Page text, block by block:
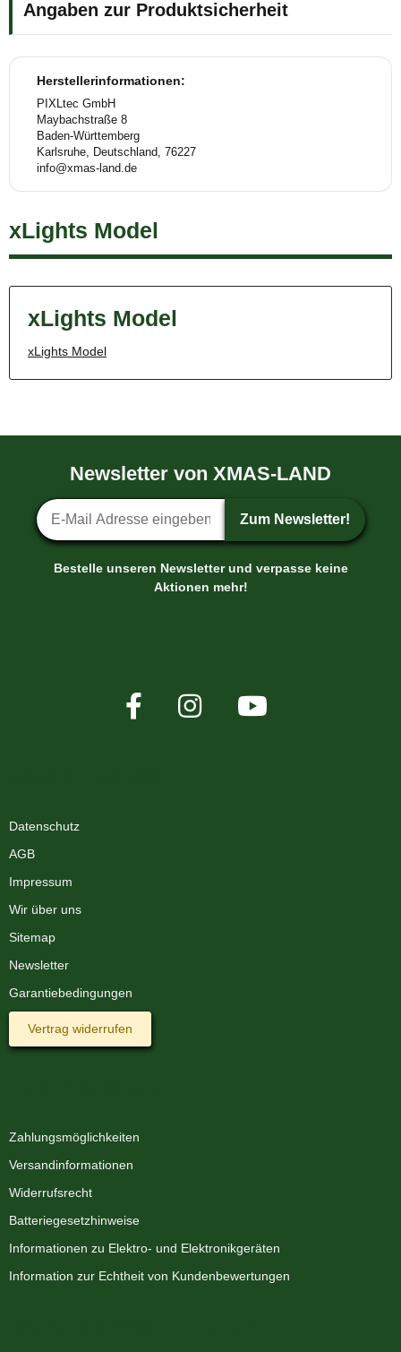
Angaben zur Produktsicherheit
Herstellerinformationen:
PIXLtec GmbH
Maybachstraße 8
Baden-Württemberg
Karlsruhe, Deutschland, 76227
info@xmas-land.de
xLights Model
xLights Model
xLights Model
Newsletter von XMAS-LAND
Newsletter-Anmeldung
Zum Newsletter!
Bestelle unseren Newsletter und verpasse keine
Aktionen mehr!
Datenschutz
AGB
Impressum
Wir über uns
Sitemap
Newsletter
Garantiebedingungen
Vertrag widerrufen
Zahlungsmöglichkeiten
Versandinformationen
Widerrufsrecht
Batteriegesetzhinweise
Informationen zu Elektro- und Elektronikgeräten
Information zur Echtheit von Kundenbewertungen